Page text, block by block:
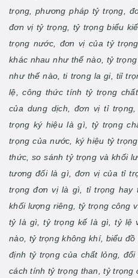
trọng, phương pháp tỷ trọng,
đơn vị tỷ trọng, tỷ trọng biểu
trọng nước, đơn vị của tỷ
khác nhau như thế nào, tỷ
như thế nào, ti trong la gi, tiỉ
lệ, công thức tính tỷ trọng
của dung dịch, đơn vị tỉ
trọng ký hiệu là gì, tỷ trọng
trọng của nước, ký hiệu tỷ
thức, so sánh tỷ trọng và khối
tương đối là gì, đơn vị của tỉ
trọng đơn vị là gì, tỉ trọng hay
khối lượng riêng, tỷ trọng công
tỷ là gì, tỷ trọng kế là gì, tỷ lệ
nào, tỷ trọng không khí, biểu
định tỷ trọng của chất lỏng,
cách tính tỷ trọng than, tỷ trọng